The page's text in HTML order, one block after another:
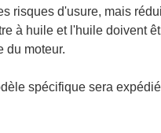
risques d'usure, mais
à huile et l'huile doivent
du moteur.
spécifique sera